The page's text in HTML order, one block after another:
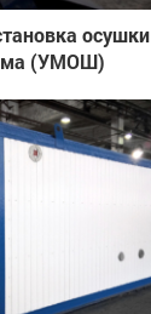
осушки
(УМОШ)